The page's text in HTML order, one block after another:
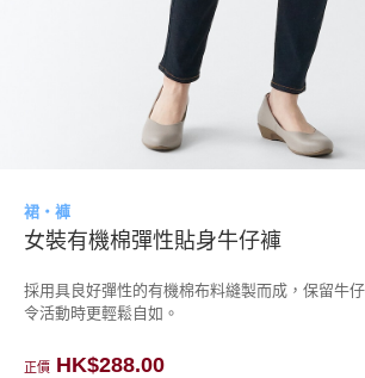
裙・褲
女裝有機棉彈性貼身牛仔褲
採用具良好彈性的有機棉布料縫製而成，保留牛
令活動時更輕鬆自如。
正價 HK$288.00